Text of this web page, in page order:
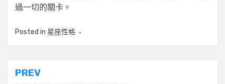
過一切的關卡。
Posted in 星座性格
文
PREV